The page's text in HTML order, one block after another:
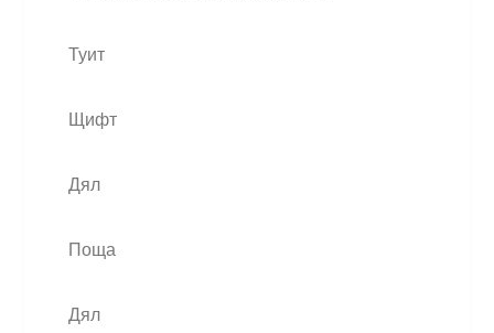
Туит
Щифт
Дял
Поща
Дял